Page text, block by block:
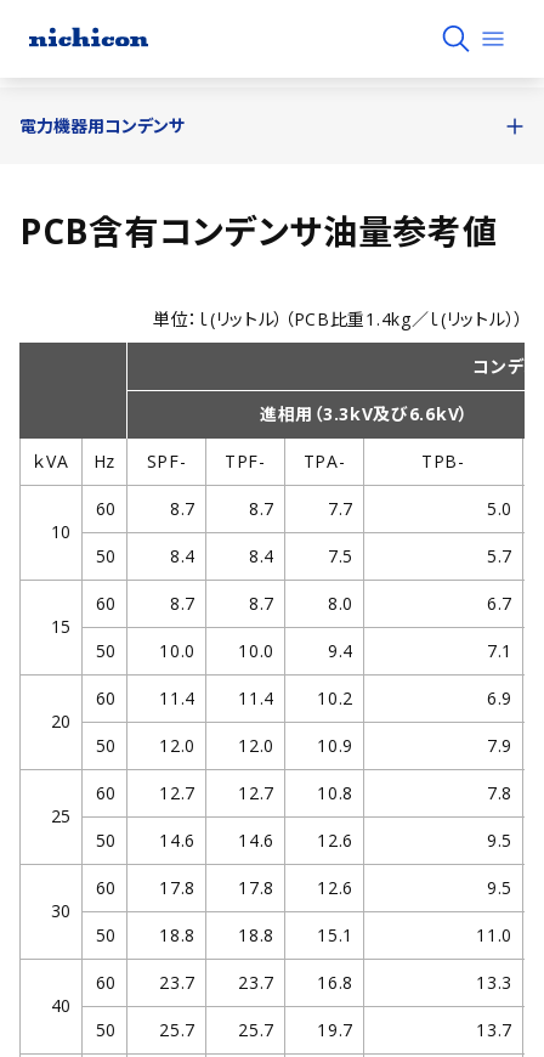
PCB含有コンデンサ油量参考値
単位：ｌ(リットル）（PCB比重1.4kg／ｌ(リットル））
コンデ
進相用（3.3kV及び6.6kV）
ｋVA Hz SPF- TPF- TPA- TPB-
10
60 8.7 8.7 7.7 5.0
50 8.4 8.4 7.5 5.7
15
60 8.7 8.7 8.0 6.7
50 10.0 10.0 9.4 7.1
20
60 11.4 11.4 10.2 6.9
50 12.0 12.0 10.9 7.9
25
60 12.7 12.7 10.8 7.8
50 14.6 14.6 12.6 9.5
30
60 17.8 17.8 12.6 9.5
50 18.8 18.8 15.1 11.0
40
60 23.7 23.7 16.8 13.3
50 25.7 25.7 19.7 13.7
電力機器用コンデンサ